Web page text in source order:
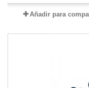
Añadir para